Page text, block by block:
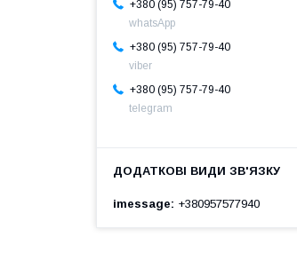
+380 (95) 757-79-40
whatsApp
+380 (95) 757-79-40
viber
+380 (95) 757-79-40
telegram
imessage +380957577940